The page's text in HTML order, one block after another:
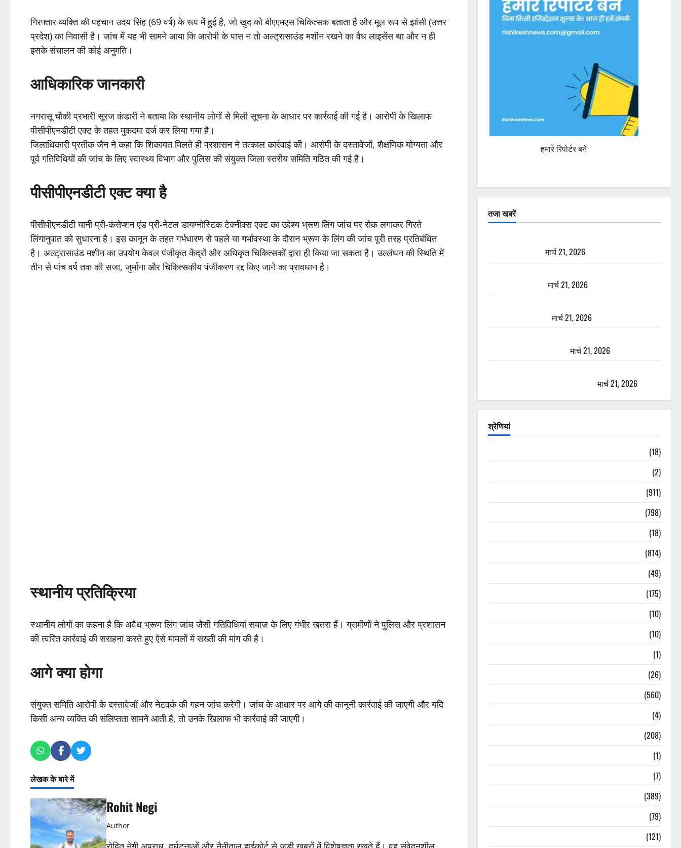
गिरफ्तार व्यक्ति की पहचान उदय सिंह (69 वर्ष) के रूप में हुई है, जो खुद को बीएएमएस चिकित्सक बताता है और मूल रूप से झांसी (उत्तर
प्रदेश) का निवासी है। जांच में यह भी सामने आया कि आरोपी के पास न तो अल्ट्रासाउंड मशीन रखने का वैध लाइसेंस था और न ही
इसके संचालन की कोई अनुमति।
आधिकारिक जानकारी
नगरासू चौकी प्रभारी सूरज कंडारी ने बताया कि स्थानीय लोगों से मिली सूचना के आधार पर कार्रवाई की गई है। आरोपी के खिलाफ
पीसीपीएनडीटी एक्ट के तहत मुकदमा दर्ज कर लिया गया है।
जिलाधिकारी प्रतीक जैन ने कहा कि शिकायत मिलते ही प्रशासन ने तत्काल कार्रवाई की। आरोपी के दस्तावेजों, शैक्षणिक योग्यता और
पूर्व गतिविधियों की जांच के लिए स्वास्थ्य विभाग और पुलिस की संयुक्त जिला स्तरीय समिति गठित की गई है।
पीसीपीएनडीटी एक्ट क्या है
पीसीपीएनडीटी यानी प्री-कंसेप्शन एंड प्री-नेटल डायग्नोस्टिक टेक्नीक्स एक्ट का उद्देश्य भ्रूण लिंग जांच पर रोक लगाकर गिरते
लिंगानुपात को सुधारना है। इस कानून के तहत गर्भधारण से पहले या गर्भावस्था के दौरान भ्रूण के लिंग की जांच पूरी तरह प्रतिबंधित
है। अल्ट्रासाउंड मशीन का उपयोग केवल पंजीकृत केंद्रों और अधिकृत चिकित्सकों द्वारा ही किया जा सकता है। उल्लंघन की स्थिति में
तीन से पांच वर्ष तक की सजा, जुर्माना और चिकित्सकीय पंजीकरण रद्द किए जाने का प्रावधान है।
स्थानीय प्रतिक्रिया
स्थानीय लोगों का कहना है कि अवैध भ्रूण लिंग जांच जैसी गतिविधियां समाज के लिए गंभीर खतरा हैं। ग्रामीणों ने पुलिस और प्रशासन
की त्वरित कार्रवाई की सराहना करते हुए ऐसे मामलों में सख्ती की मांग की है।
आगे क्या होगा
संयुक्त समिति आरोपी के दस्तावेजों और नेटवर्क की गहन जांच करेगी। जांच के आधार पर आगे की कानूनी कार्रवाई की जाएगी और यदि
किसी अन्य व्यक्ति की संलिप्तता सामने आती है, तो उनके खिलाफ भी कार्रवाई की जाएगी।
लेखक के बारे में
Rohit Negi
Author
हमारे रिपोर्टर बने
तजा खबरें
मार्च 21, 2026
मार्च 21, 2026
मार्च 21, 2026
मार्च 21, 2026
मार्च 21, 2026
श्रेणियां
(18)
(2)
(911)
(798)
(18)
(814)
(49)
(175)
(10)
(10)
(1)
(26)
(560)
(4)
(208)
(1)
(7)
(389)
(79)
(121)